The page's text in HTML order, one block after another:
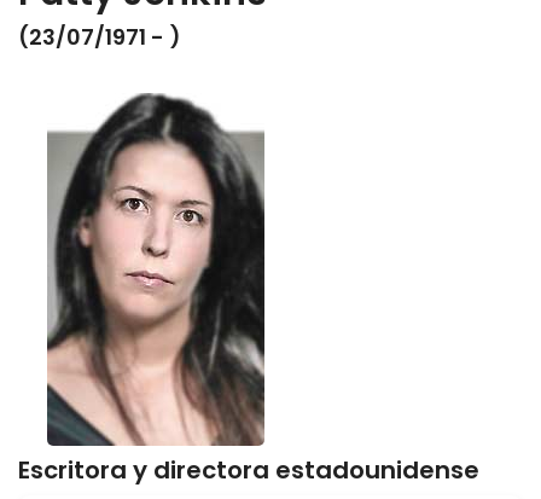
(23/07/1971 - )
Escritora y directora estadounidense